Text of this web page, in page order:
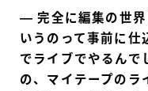
― 完全に編集の世界
いうのって事前に仕
でライブでやるん
の、マイテープのラ